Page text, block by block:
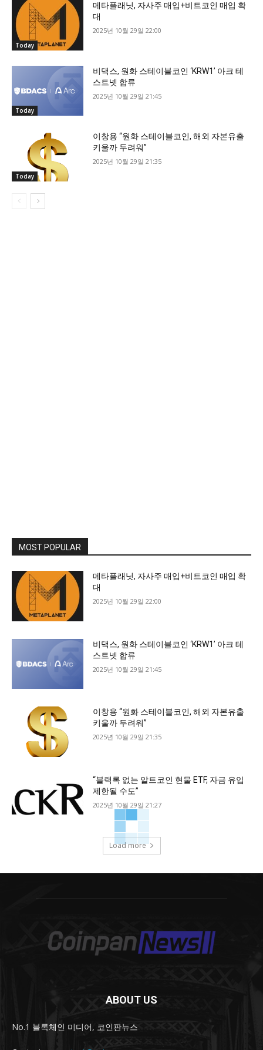
Today
메타플래닛, 자사주 매입+비트코인 매입 확
대
2025년 10월 29일 22:00
Today
비댁스, 원화 스테이블코인 ‘KRW1’ 아크 테
스트넷 합류
2025년 10월 29일 21:45
Today
이창용 “원화 스테이블코인, 해외 자본유출
키울까 두려워”
2025년 10월 29일 21:35
MOST POPULAR
메타플래닛, 자사주 매입+비트코인 매입 확
대
2025년 10월 29일 22:00
비댁스, 원화 스테이블코인 ‘KRW1’ 아크 테
스트넷 합류
2025년 10월 29일 21:45
이창용 “원화 스테이블코인, 해외 자본유출
키울까 두려워”
2025년 10월 29일 21:35
“블랙록 없는 알트코인 현물 ETF, 자금 유입
제한될 수도”
2025년 10월 29일 21:27
Load more
ABOUT US
No.1 블록체인 미디어, 코인판뉴스